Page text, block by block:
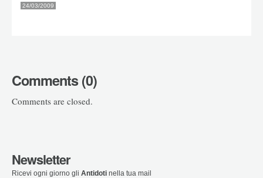
24/03/2009
Comments (0)
Comments are closed.
Newsletter
Ricevi ogni giorno gli Antidoti nella tua mail